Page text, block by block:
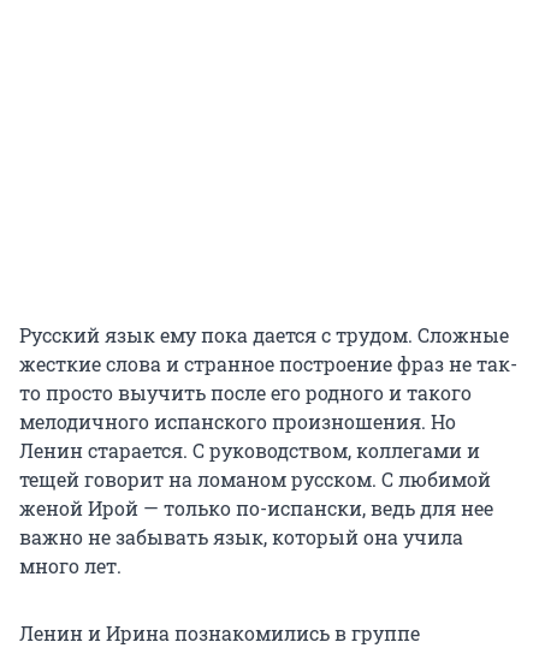
Русский язык ему пока дается с трудом. Сложные
жесткие слова и странное построение фраз не так-
то просто выучить после его родного и такого
мелодичного испанского произношения. Но
Ленин старается. С руководством, коллегами и
тещей говорит на ломаном русском. С любимой
женой Ирой — только по-испански, ведь для нее
важно не забывать язык, который она учила
много лет.
Ленин и Ирина познакомились в группе